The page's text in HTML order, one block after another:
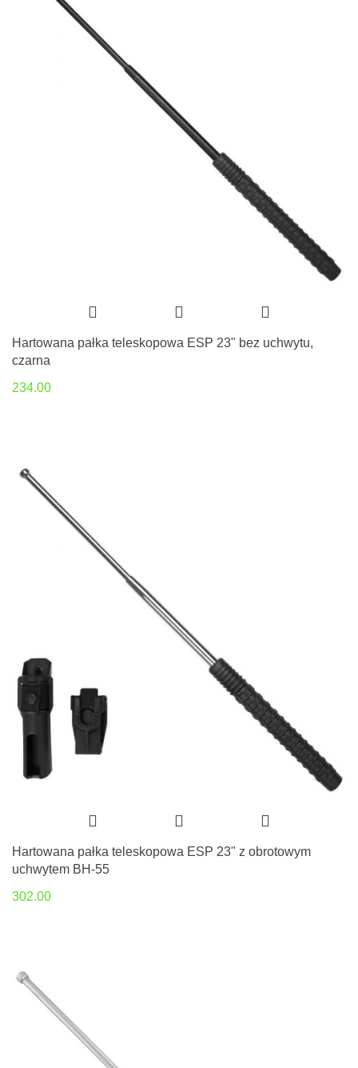
Hartowana pałka teleskopowa ESP 23" bez uchwytu,
czarna
234.00
Hartowana pałka teleskopowa ESP 23" z obrotowym
uchwytem BH-55
302.00